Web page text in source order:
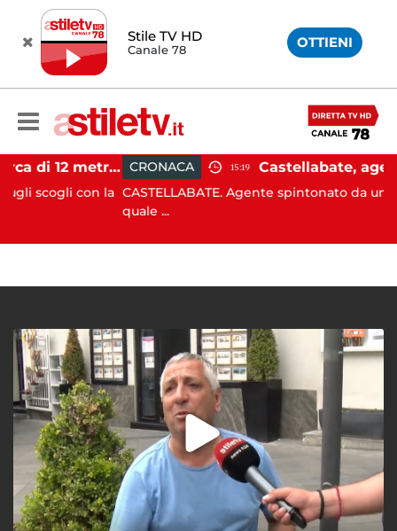
Stile TV HD
Canale 78 OTTIENI
Castellabate, barca di 12 metri resta incastrata sugli scogli: salvate 9 persone
con la
CRONACA 15:19
CASTELLABATE. Agente spintonato da un